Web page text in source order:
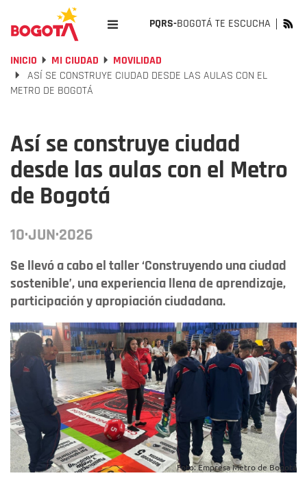
PQRS-BOGOTÁ TE ESCUCHA
INICIO MI CIUDAD
MOVILIDAD
ASÍ SE CONSTRUYE CIUDAD DESDE LAS AULAS CON EL
METRO DE BOGOTÁ
Así se construye ciudad
desde las aulas con el Metro
de Bogotá
10·JUN·2026
Se llevó a cabo el taller ‘Construyendo una ciudad
sostenible’, una experiencia llena de aprendizaje,
participación y apropiación ciudadana.
Foto: Empresa Metro de Bogotá